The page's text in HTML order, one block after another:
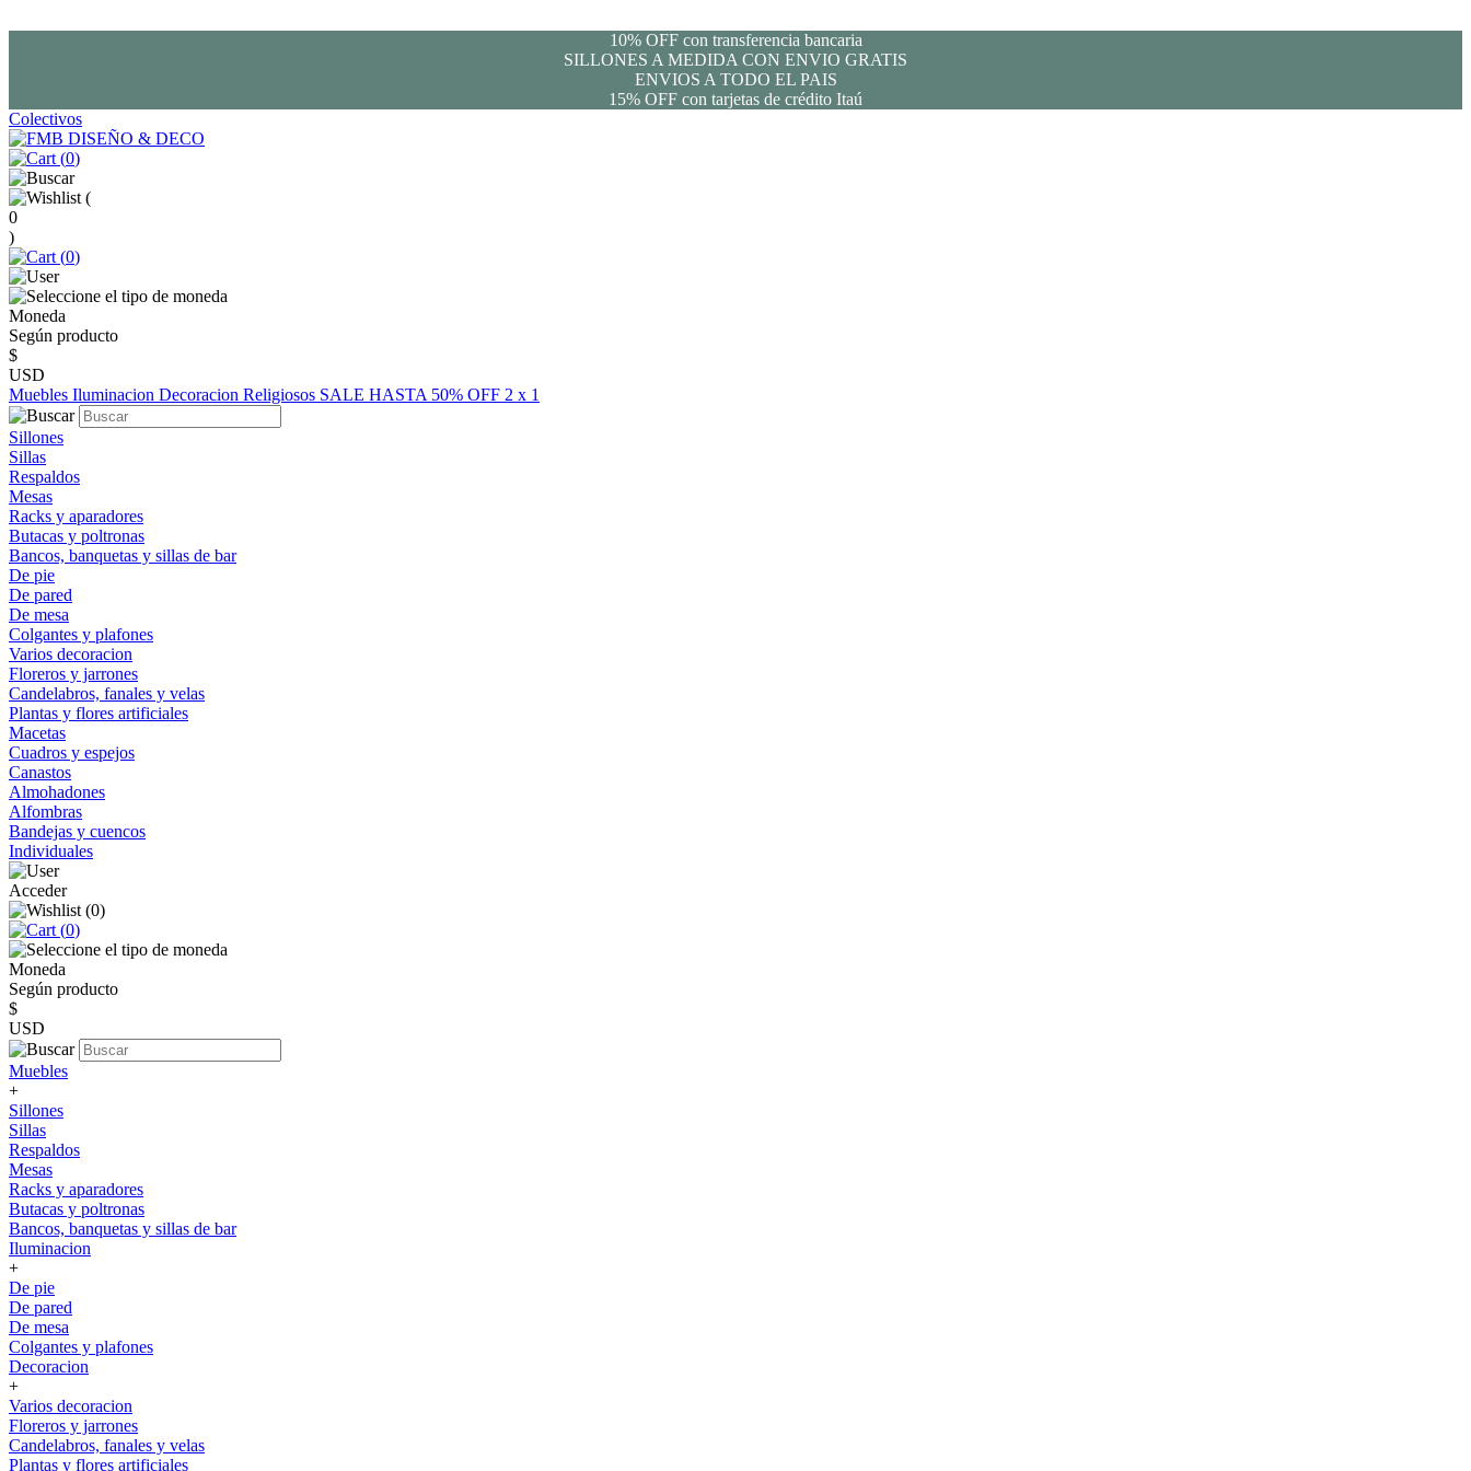
10% OFF con transferencia bancaria
SILLONES A MEDIDA CON ENVIO GRATIS
ENVIOS A TODO EL PAIS
15% OFF con tarjetas de crédito Itaú
Colectivos
(0)
(
0
)
(0)
Moneda
Según producto
$
USD
Muebles Iluminacion Decoracion Religiosos SALE HASTA 50% OFF 2 x 1
Sillones
Sillas
Respaldos
Mesas
Racks y aparadores
Butacas y poltronas
Bancos, banquetas y sillas de bar
De pie
De pared
De mesa
Colgantes y plafones
Varios decoracion
Floreros y jarrones
Candelabros, fanales y velas
Plantas y flores artificiales
Macetas
Cuadros y espejos
Canastos
Almohadones
Alfombras
Bandejas y cuencos
Individuales
Acceder
(0)
(0)
Moneda
Según producto
$
USD
Muebles
+
Sillones
Sillas
Respaldos
Mesas
Racks y aparadores
Butacas y poltronas
Bancos, banquetas y sillas de bar
Iluminacion
+
De pie
De pared
De mesa
Colgantes y plafones
Decoracion
+
Varios decoracion
Floreros y jarrones
Candelabros, fanales y velas
Plantas y flores artificiales